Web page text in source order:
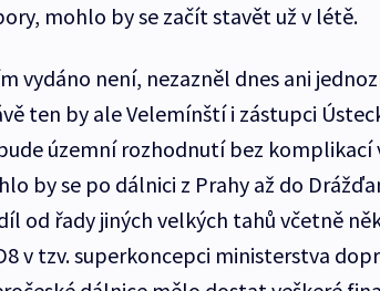
mohlo by se začít stavět už v létě.
vydáno není, nezazněl dnes ani
ten by ale Velemínští i zástupci
územní rozhodnutí bez komplikací
by se po dálnici z Prahy až do
od řady jiných velkých tahů včetně
v tzv. superkoncepci ministerstva